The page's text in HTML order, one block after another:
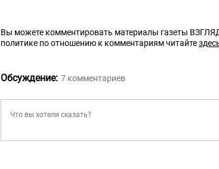
Вы можете комментировать материалы газеты
политике по отношению к комментариям читайте
Обсуждение: 7 комментариев